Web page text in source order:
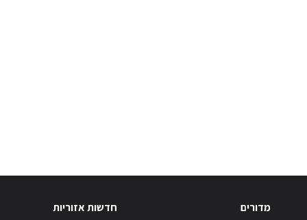
מדורים חדשות אזוריות